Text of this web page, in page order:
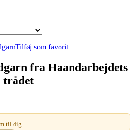
Tilføj som favorit
fra Haandarbejdets
trådet
til dig.